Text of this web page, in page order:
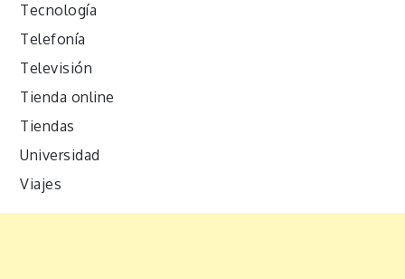
Tecnología
Telefonía
Televisión
Tienda online
Tiendas
Universidad
Viajes